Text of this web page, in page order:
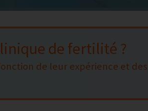
de fertilité ?
de leur expérience et des